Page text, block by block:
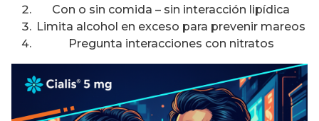
Con o sin comida – sin interacción lipídica
Limita alcohol en exceso para prevenir mareos
Pregunta interacciones con nitratos